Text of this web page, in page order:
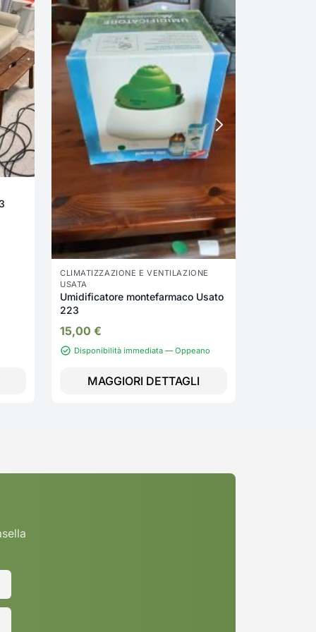
CLIMATIZZAZIONE E VENTILAZIONE
USATA
Umidificatore montefarmaco Usato
223
15,00 €
Disponibilità immediata — Oppeano
MAGGIORI DETTAGLI